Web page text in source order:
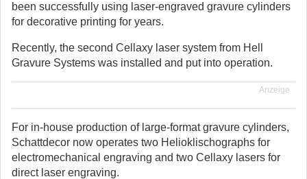
been successfully using laser-engraved gravure cylinders
for decorative printing for years.
Recently, the second Cellaxy laser system from Hell
Gravure Systems was installed and put into operation.
Anzeige
For in-house production of large-format gravure cylinders,
Schattdecor now operates two Helioklischographs for
electromechanical engraving and two Cellaxy lasers for
direct laser engraving.